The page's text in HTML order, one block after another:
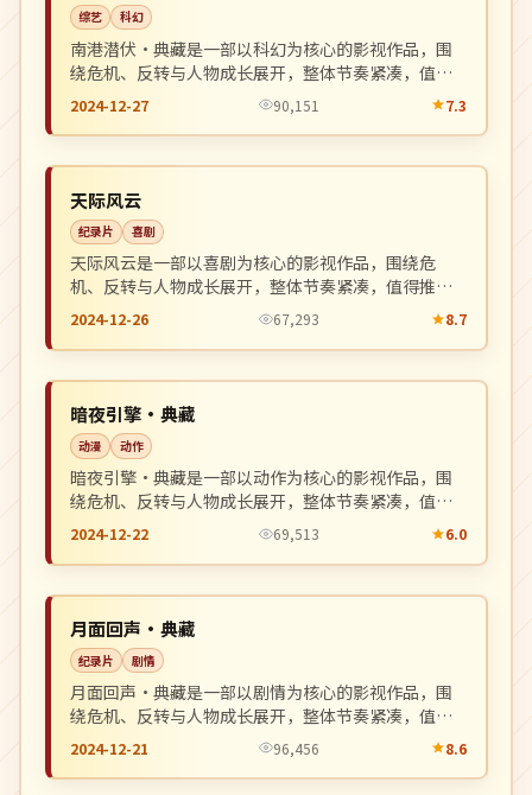
综艺 科幻
南港潜伏·典藏是一部以科幻为核心的影视作品，围
绕危机、反转与人物成长展开，整体节奏紧凑，值得
推荐观看。
2024-12-27 90,151 7.3
美国
天际风云
纪录片 喜剧
天际风云是一部以喜剧为核心的影视作品，围绕危
机、反转与人物成长展开，整体节奏紧凑，值得推荐
观看。
2024-12-26 67,293 8.7
中国
暗夜引擎·典藏
动漫 动作
暗夜引擎·典藏是一部以动作为核心的影视作品，围
绕危机、反转与人物成长展开，整体节奏紧凑，值得
推荐观看。
2024-12-22 69,513 6.0
美国
月面回声·典藏
纪录片 剧情
月面回声·典藏是一部以剧情为核心的影视作品，围
绕危机、反转与人物成长展开，整体节奏紧凑，值得
推荐观看。
2024-12-21 96,456 8.6